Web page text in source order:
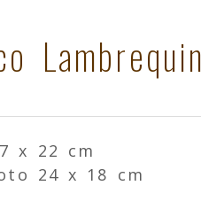
x 22 cm
24 x 18 cm